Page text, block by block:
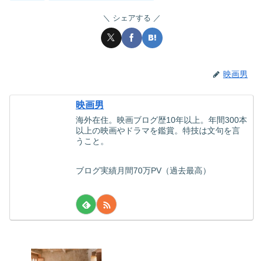
シェアする
映画男
映画男
海外在住。映画ブログ歴10年以上。年間300本
以上の映画やドラマを鑑賞。特技は文句を言
うこと。
ブログ実績月間70万PV（過去最高）